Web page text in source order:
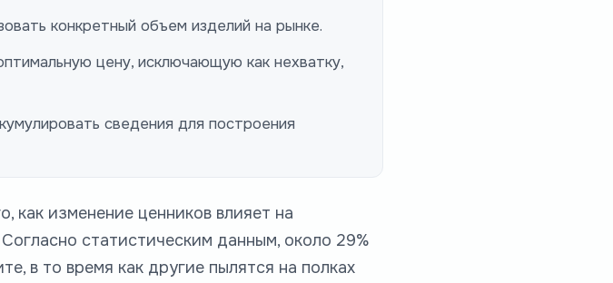
конкретный объем изделий на рынке.
цену, исключающую как нехватку,
сведения для построения
как изменение ценников влияет на
статистическим данным, около 29%
в то время как другие пылятся на полках